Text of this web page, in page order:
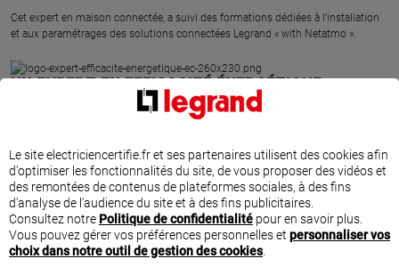
Cet expert en maison connectée, a suivi des formations dédiées à l’installation
et aux paramétrages des solutions connectées Legrand « with Netatmo ».
UN EXPERT EN EFFICACITÉ ÉNERGÉTIQUE
L'entreprise GUILLAUME CHAPELET à TOULON est spécialisée dans les
Grâce aux solutions connectées Legrand, l'entreprise GUILLAUME CHAPELET
peut proposer et installer des produits pour programmer, contrôler et piloter
l'installation électrique du logement. Suivez et maîtrisez vos consommations
d'énergie grâce à la mesure instantanée et agissez directement et simplement
depuis votre smartphone sur la facture d'électricité.
Une fois les appareils énergivores identifiés depuis l'application gratuite Home +
Control, il est très simple d'adapter par exemple la température du chauffage
suivant un planning ou selon la météo Ecowatt, de mettre en route le chauffe-
Le site electriciencertifie.fr et ses partenaires utilisent des cookies afin
d'optimiser les fonctionnalités du site, de vous proposer des vidéos et
des remontées de contenus de plateformes sociales, à des fins
d'analyse de l'audience du site et à des fins publicitaires.
Consultez notre Politique de confidentialité pour en savoir plus.
Vous pouvez gérer vos préférences personnelles et personnaliser vos
choix dans notre outil de gestion des cookies.